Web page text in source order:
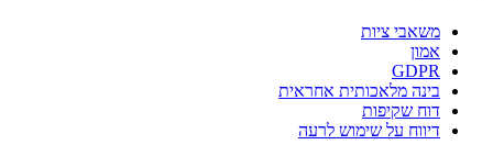
משאבי ציות
אמון
GDPR
בינה מלאכותית אחראית
דוח שקיפות
דיווח על שימוש לרעה